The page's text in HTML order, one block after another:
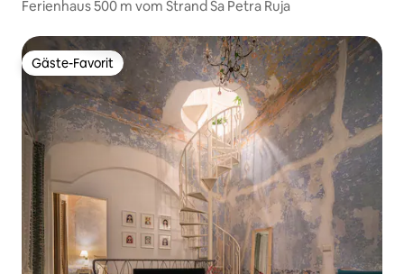
Ferienhaus 500 m vom Strand Sa Petra Ruja
Gäste-Favorit
Gäste-Favorit